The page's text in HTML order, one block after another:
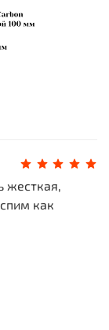
жесткая,
как